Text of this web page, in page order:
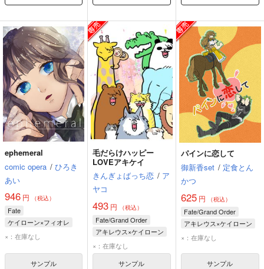
ephemeral
comic opera / ひろき
あい
946 円 （税込）
Fate
ケイローン×フィオレ
ケイローン
×：在庫なし
サンプル
毛だらけハッピー
LOVEアキケイ
きんぎょばっち恋 / ア
ヤコ
493 円 （税込）
Fate/Grand Order
アキレウス×ケイローン
アキレウス
ケイローン
×：在庫なし
サンプル
パインに恋して
御新香set / 定食とん
かつ
625円 （税込）
Fate/Grand Order
アキレウス×ケイローン
アキレウス
×：在庫なし
サンプル